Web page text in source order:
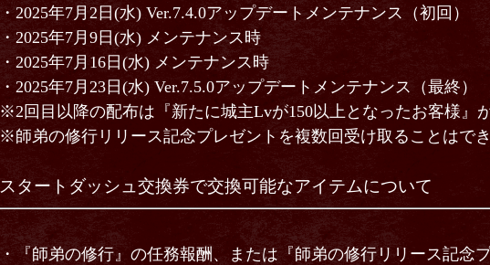
・2025年7月2日(水) Ver.7.4.0アップデートメンテナンス（初回）
・2025年7月9日(水) メンテナンス時
・2025年7月16日(水) メンテナンス時
・2025年7月23日(水) Ver.7.5.0アップデートメンテナンス（最終）
※2回目以降の配布は『新たに城主Lvが150以上となったお客様』
※師弟の修行リリース記念プレゼントを複数回受け取ることはで
スタートダッシュ交換券で交換可能なアイテムについて
・『師弟の修行』の任務報酬、または『師弟の修行リリース記念